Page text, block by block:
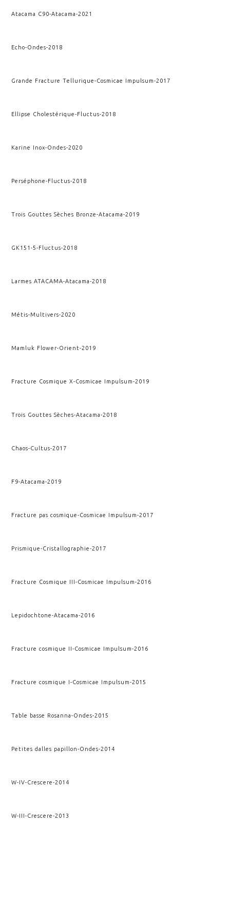
Atacama C90-Atacama-2021
Echo-Ondes-2018
Grande Fracture Tellurique-Cosmicae Impulsum-2017
Ellipse Cholestérique-Fluctus-2018
Karine Inox-Ondes-2020
Perséphone-Fluctus-2018
Trois Gouttes Sèches Bronze-Atacama-2019
GK151-5-Fluctus-2018
Larmes ATACAMA-Atacama-2018
Métis-Multivers-2020
Mamluk Flower-Orient-2019
Fracture Cosmique X-Cosmicae Impulsum-2019
Trois Gouttes Sèches-Atacama-2018
Chaos-Cultus-2017
F9-Atacama-2019
Fracture pas cosmique-Cosmicae Impulsum-2017
Prismique-Cristallographie-2017
Fracture Cosmique III-Cosmicae Impulsum-2016
Lepidochtone-Atacama-2016
Fracture cosmique II-Cosmicae Impulsum-2016
Fracture cosmique I-Cosmicae Impulsum-2015
Table basse Rosanna-Ondes-2015
Petites dalles papillon-Ondes-2014
W-IV-Crescere-2014
W-III-Crescere-2013